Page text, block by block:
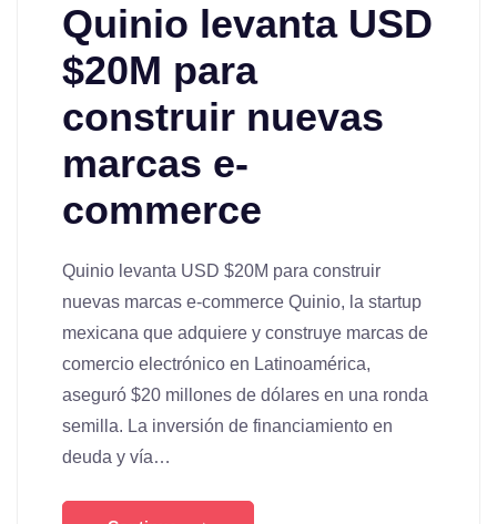
Quinio levanta USD
$20M para
construir nuevas
marcas e-
commerce
Quinio levanta USD $20M para construir
nuevas marcas e-commerce Quinio, la startup
mexicana que adquiere y construye marcas de
comercio electrónico en Latinoamérica,
aseguró $20 millones de dólares en una ronda
semilla. La inversión de financiamiento en
deuda y vía…